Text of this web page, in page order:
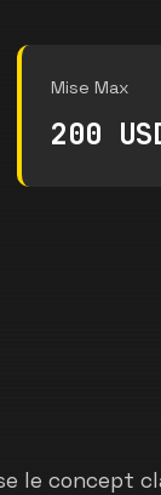
Mise Max
200
le concept